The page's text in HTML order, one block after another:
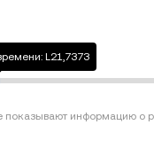
L21,7373
информацию о